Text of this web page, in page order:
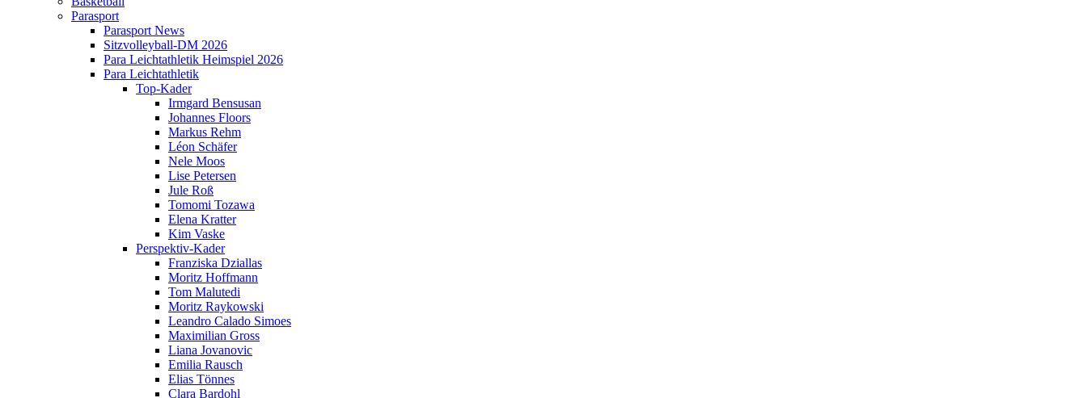
Parasport
Parasport News
Sitzvolleyball-DM 2026
Para Leichtathletik Heimspiel 2026
Para Leichtathletik
Top-Kader
Irmgard Bensusan
Johannes Floors
Markus Rehm
Léon Schäfer
Nele Moos
Lise Petersen
Jule Roß
Tomomi Tozawa
Elena Kratter
Kim Vaske
Perspektiv-Kader
Franziska Dziallas
Moritz Hoffmann
Tom Malutedi
Moritz Raykowski
Leandro Calado Simoes
Maximilian Gross
Liana Jovanovic
Emilia Rausch
Elias Tönnes
Clara Bardohl